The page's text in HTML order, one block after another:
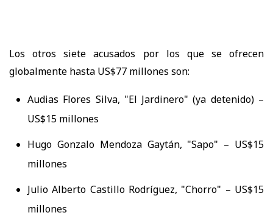
Los otros siete acusados por los que se ofrecen
globalmente hasta US$77 millones son:
Audias Flores Silva, "El Jardinero" (ya detenido) –
US$15 millones
Hugo Gonzalo Mendoza Gaytán, "Sapo" – US$15
millones
Julio Alberto Castillo Rodríguez, "Chorro" – US$15
millones